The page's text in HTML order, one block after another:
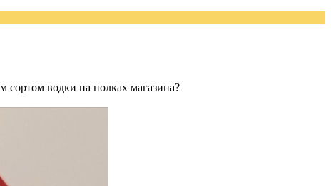
сортом водки на полках магазина?